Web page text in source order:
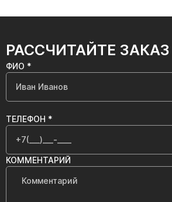
РАССЧИТАЙТЕ ЗАКАЗ
ФИО *
ТЕЛЕФОН *
КОММЕНТАРИЙ